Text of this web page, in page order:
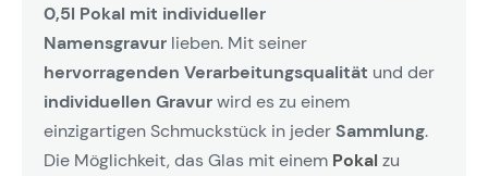
0,5l Pokal mit individueller
Namensgravur lieben. Mit seiner
hervorragenden Verarbeitungsqualität und der
individuellen Gravurwird es zu einem
einzigartigen Schmuckstück in jeder Sammlung.
Die Möglichkeit, das Glas mit einem Pokal zu